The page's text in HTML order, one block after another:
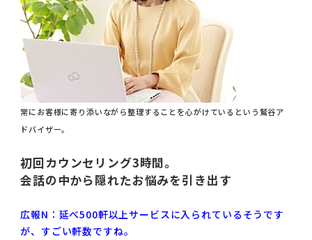
常にお客様に寄り添いながら整理することを心がけているという鷲谷ア
ドバイザー。
初回カウンセリング3時間。
会話の中から隠れたお悩みを引き出す
広報N：延べ500軒以上サービスに入られているそうです
が、すごい軒数ですね。